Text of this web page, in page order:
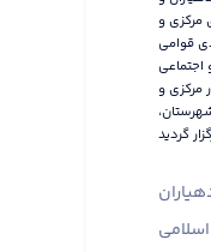
و
قوامی
اجتماعی
مرکزی و